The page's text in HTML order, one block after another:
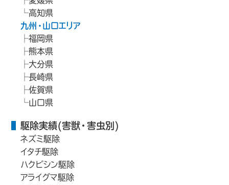
高知県
九州・山口エリア
福岡県
熊本県
大分県
長崎県
佐賀県
山口県
駆除実績(害獣・害虫別)
ネズミ駆除
イタチ駆除
ハクビシン駆除
アライグマ駆除